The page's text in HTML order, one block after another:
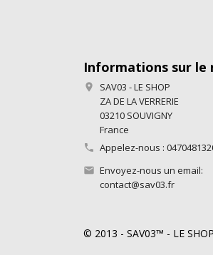
Informations sur le

SAV03 - LE SHOP
ZA DE LA VERRERIE
03210 SOUVIGNY
France
 Appelez-nous :
 Envoyez-nous un email:
contact@sav03.fr
© 2013 - SAV03™ - LE SHOP